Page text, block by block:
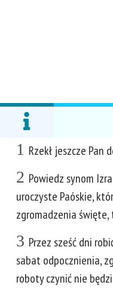
1 Rzekł jeszcze Pan
2 Powiedz synom
uroczyste Paóskie,
zgromadzenia
3 Przez sześć dni
sabat odpocznienia,
roboty czynić nie